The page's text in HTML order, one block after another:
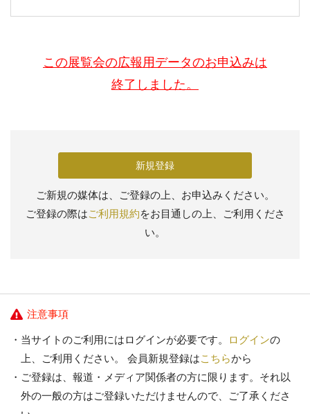
この展覧会の広報用データのお申込みは
終了しました。
新規登録
ご新規の媒体は、ご登録の上、お申込みください。
ご登録の際はご利用規約をお目通しの上、ご利用くださ
い。
注意事項
当サイトのご利用にはログインが必要です。 ログインの
上、ご利用ください。 会員新規登録はこちらから
ご登録は、報道・メディア関係者の方に限ります。それ以
外の一般の方はご登録いただけませんので、ご了承くださ